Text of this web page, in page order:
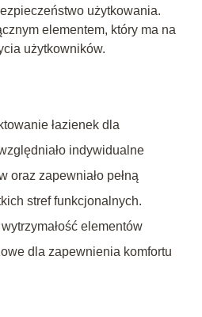
użytkowania.
elementem, który ma na
użytkowników.
łazienek dla
indywidualne
oraz zapewniało pełną
stref funkcjonalnych.
elementów
dla zapewnienia komfortu